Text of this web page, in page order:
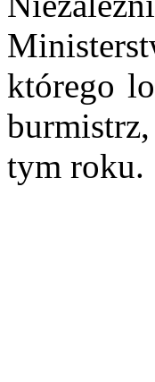
którego
tym roku.